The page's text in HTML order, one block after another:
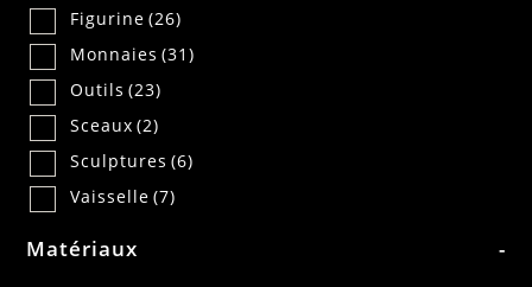
Figurine (26)
Monnaies (31)
Outils (23)
Sceaux (2)
Sculptures (6)
Vaisselle (7)
Matériaux -